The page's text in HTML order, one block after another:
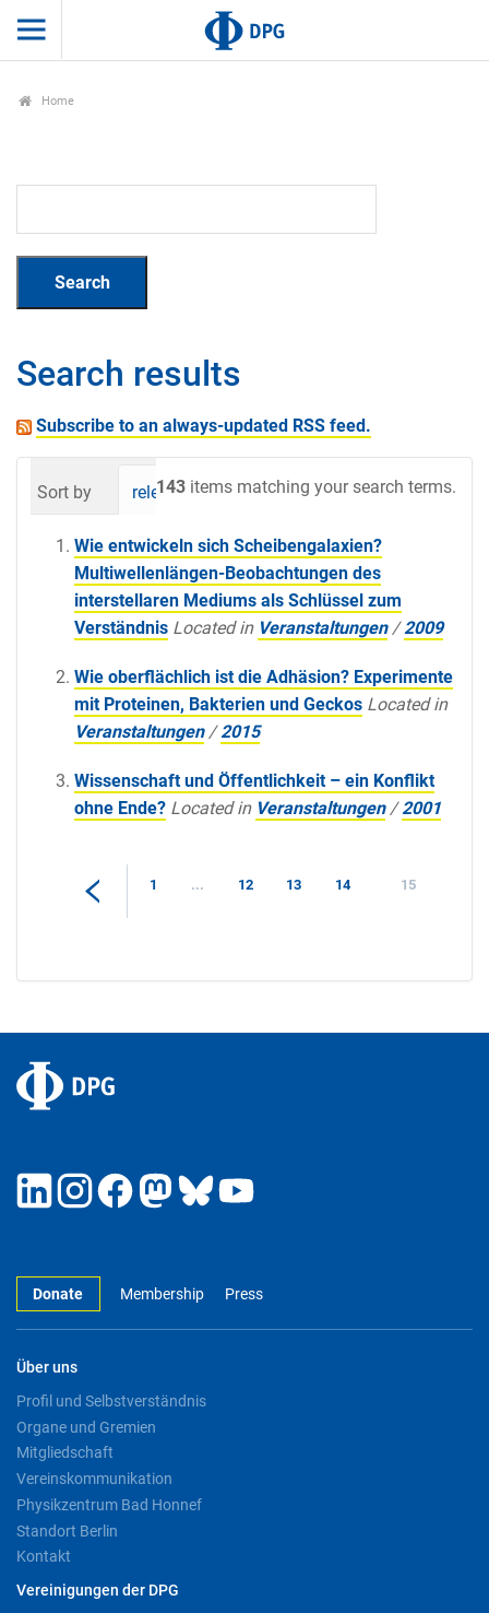
Home
Search results
Subscribe to an always-updated RSS feed.
143 items matching your search terms.
Sort by relevance date (newest first)
Wie entwickeln sich Scheibengalaxien?
Multiwellenlängen-Beobachtungen des
interstellaren Mediums als Schlüssel zum
Verständnis Located in Veranstaltungen /2009
Wie oberflächlich ist die Adhäsion? Experimente
mit Proteinen, Bakterien und Geckos Located in
Veranstaltungen /2015
Wissenschaft und Öffentlichkeit – ein Konflikt
ohne Ende? Located in Veranstaltungen /2001
1 ... 12 13 14 15
Donate Membership Press
Über uns
Profil und Selbstverständnis
Organe und Gremien
Mitgliedschaft
Vereinskommunikation
Physikzentrum Bad Honnef
Standort Berlin
Kontakt
Vereinigungen der DPG